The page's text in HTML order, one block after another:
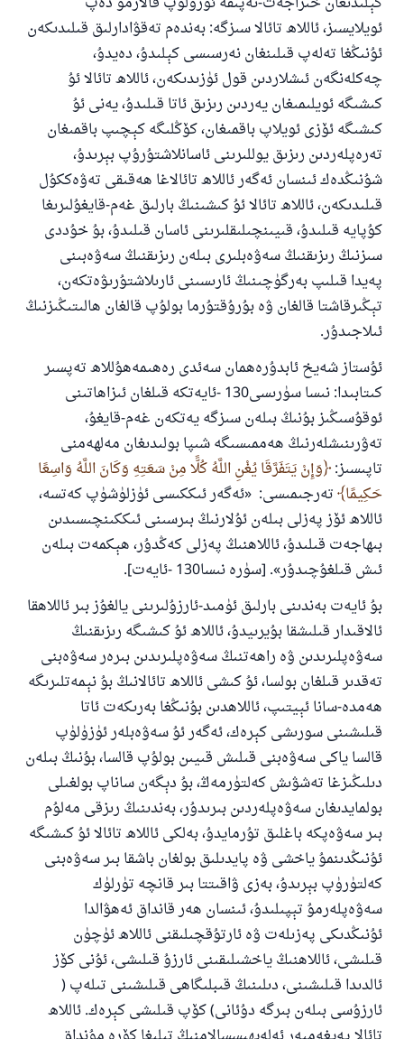
ئويلايسىز، ئاللاھ تائالا سىزگە: بەندەم تەقۋادارلىق قىلىدىكەن
ئۇنىڭغا تەلەپ قىلىنغان نەرسىسى كېلىدۇ، دەيدۇ،
چەكلەنگەن ئىشلاردىن قول ئۈزىدىكەن، ئاللاھ تائالا ئۇ
كىشىگە ئويلىمىغان يەردىن رىزىق ئاتا قىلىدۇ، يەنى ئۇ
كىشىگە ئۆزى ئويلاپ باقمىغان، كۆڭلىگە كېچىپ باقمىغان
تەرەپلەردىن رىزىق يوللىرىنى ئاسانلاشتۇرۇپ بېرىدۇ،
شۇنىڭدەك ئىنسان ئەگەر ئاللاھ تائالاغا ھەقىقى تەۋەككۇل
قىلىدىكەن، ئاللاھ تائالا ئۇ كىشىنىڭ بارلىق غەم-قايغۇلىرىغا
كۇپايە قىلىدۇ، قىيىنچىلىقلىرىنى ئاسان قىلىدۇ، بۇ خۇددى
سىزنىڭ رىزىقنىڭ سەۋەبلىرى بىلەن رىزىقنىڭ سەۋەبىنى
پەيدا قىلىپ بەرگۈچىنىڭ ئارىسىنى ئارىلاشتۇرىۋەتكەن،
تېڭىرقاشتا قالغان ۋە بۇرۇقتۇرما بولۇپ قالغان ھالىتىڭىزنىڭ
ئىلاجىدۇر.
ئۇستاز شەيخ ئابدۇرەھمان سەئدى رەھىمەھۇللاھ تەپسىر
كىتابىدا: نىسا سۈرىسى130 -ئايەتكە قىلغان ئىزاھاتىنى
ئوقۇسىڭىز بۇنىڭ بىلەن سىزگە يەتكەن غەم-قايغۇ،
تەۋرىنىشلەرنىڭ ھەممىسىگە شىپا بولىدىغان مەلھەمنى
تاپىسىز: وَإِنْ يَتَفَرَّقَا يُغْنِ اللَّهُ كُلًّا مِنْ سَعَتِهِ وَكَانَ اللَّهُ وَاسِعًا
حَكِيمًا تەرجىمىسى: «ئەگەر ئىككىسى ئۈزلۈشۈپ كەتسە،
ئاللاھ ئۆز پەزلى بىلەن ئۇلارنىڭ بىرسىنى ئىككىنچىسىدىن
بىھاجەت قىلىدۇ، ئاللاھنىڭ پەزلى كەڭدۇر، ھېكمەت بىلەن
ئىش قىلغۇچىدۇر». [سۈرە نىسا130 -ئايەت].
بۇ ئايەت بەندىنى بارلىق ئۈمىد-ئارزۇلىرىنى يالغۇز بىر ئاللاھقا
ئالاقىدار قىلىشقا بۇيرىيدۇ، ئاللاھ ئۇ كىشىگە رىزىقنىڭ
سەۋەپلىرىدىن ۋە راھەتنىڭ سەۋەپلىرىدىن بىرەر سەۋەبنى
تەقدىر قىلغان بولسا، ئۇ كىشى ئاللاھ تائالانىڭ بۇ نېمەتلىرىگە
ھەمدە-سانا ئېيتىپ، ئاللاھدىن بۇنىڭغا بەرىكەت ئاتا
قىلىشىنى سورىشى كېرەك، ئەگەر ئۇ سەۋەبلەر ئۈزۈلۈپ
قالسا ياكى سەۋەبنى قىلىش قىيىن بولۇپ قالسا، بۇنىڭ بىلەن
دىلىڭىزغا تەشۋىش كەلتۈرمەڭ، بۇ دېگەن ساناپ بولغىلى
بولمايدىغان سەۋەپلەردىن بىرىدۇر، بەندىنىڭ رىزقى مەلۇم
بىر سەۋەپكە باغلىق تۇرمايدۇ، بەلكى ئاللاھ تائالا ئۇ كىشىگە
ئۇنىڭدىنمۇ ياخشى ۋە پايدىلىق بولغان باشقا بىر سەۋەبنى
كەلتۈرۈپ بېرىدۇ، بەزى ۋاقىتتا بىر قانچە تۈرلۈك
سەۋەپلەرمۇ تېپىلىدۇ، ئىنسان ھەر قانداق ئەھۋالدا
ئۇنىڭدىكى پەزىلەت ۋە ئارتۇقچىلىقنى ئاللاھ ئۈچۈن
قىلىشى، ئاللاھنىڭ ياخشىلىقىنى ئارزۇ قىلىشى، ئۇنى كۆز
ئالدىدا قىلىشىنى، دىلىنىڭ قىبلىگاھى قىلىشىنى تىلەپ (
ئارزۇسى بىلەن بىرگە دۇئانى) كۆپ قىلىشى كېرەك. ئاللاھ